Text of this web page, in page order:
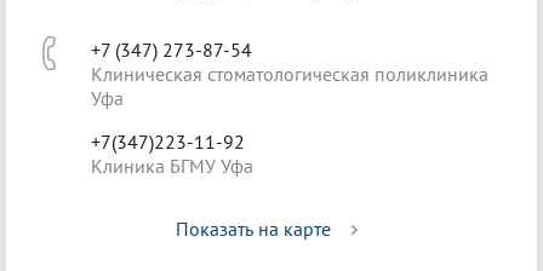
+7 (347) 273-87-54
Клиническая стоматологическая поликлиника
Уфа
+7(347)223-11-92
Клиника БГМУ Уфа
Показать на карте